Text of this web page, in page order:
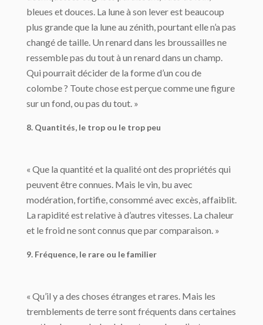
bleues et douces. La lune à son lever est beaucoup
plus grande que la lune au zénith, pourtant elle n’a pas
changé de taille. Un renard dans les broussailles ne
ressemble pas du tout à un renard dans un champ.
Qui pourrait décider de la forme d’un cou de
colombe ? Toute chose est perçue comme une figure
sur un fond, ou pas du tout. »
8. Quantités, le trop ou le trop peu
« Que la quantité et la qualité ont des propriétés qui
peuvent être connues. Mais le vin, bu avec
modération, fortifie, consommé avec excès, affaiblit.
La rapidité est relative à d’autres vitesses. La chaleur
et le froid ne sont connus que par comparaison. »
9. Fréquence, le rare ou le familier
« Qu’il y a des choses étranges et rares. Mais les
tremblements de terre sont fréquents dans certaines